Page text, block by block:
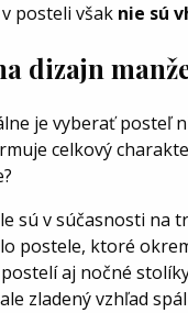
posteli však nie sú
dizajn
je vyberať posteľ
celkový
sú v súčasnosti na
postele, ktoré
aj nočné
zladený vzhľad